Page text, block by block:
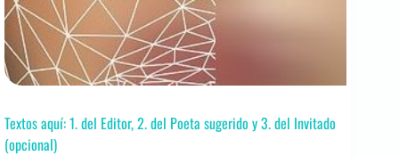
Textos aquí: 1. del Editor, 2. del Poeta sugerido y 3. del Invitado
(opcional)